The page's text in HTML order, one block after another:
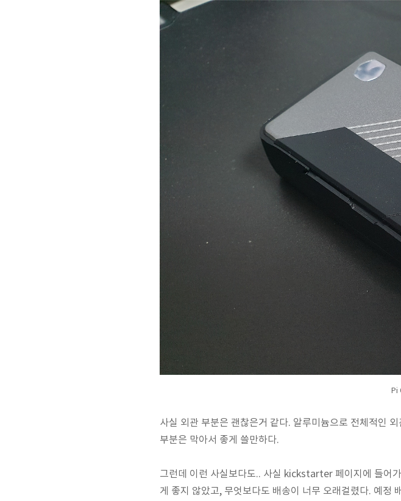
Pi
사실 외관 부분은 괜찮은거 같다. 알루미늄으로 전체적인
부분은 막아서 좋게 쓸만하다.
그런데 이런 사실보다도.. 사실 kickstarter 페이지에 들어
게 좋지 않았고, 무엇보다도 배송이 너무 오래걸렸다. 예정